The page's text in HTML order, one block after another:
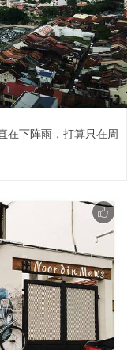
在下阵雨，打算只在周